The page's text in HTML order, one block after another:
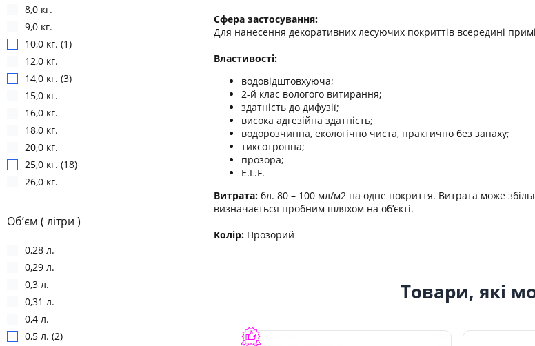
8,0 кг.
9,0 кг.
10,0 кг. (1)
12,0 кг.
14,0 кг. (3)
15,0 кг.
16,0 кг.
18,0 кг.
20,0 кг.
25,0 кг. (18)
26,0 кг.
Об’єм ( літри )
0,28 л.
0,29 л.
0,3 л.
0,31 л.
0,4 л.
0,5 л. (2)
Сфера застосування:
Для нанесення декоративних лесуючих покриттів всередині
Властивості:
водовідштовхуюча;
2-й клас вологого витирання;
здатність до дифузії;
висока адгезійна здатність;
водорозчинна, екологічно чиста, практично без запаху;
тиксотропна;
прозора;
E.L.F.
Витрата: бл. 80 – 100 мл/м2 на одне покриття. Витрата може
визначається пробним шляхом на об’єкті.
Колір: Прозорий
Товари, які